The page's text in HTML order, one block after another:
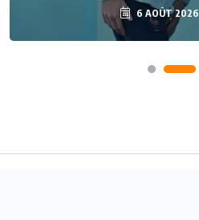
6 AOÛT 2026